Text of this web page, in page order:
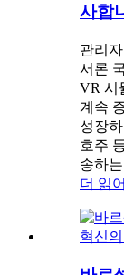
사합
관리
서론
VR 시
계속
성장
호주
송하
더 읽